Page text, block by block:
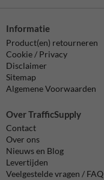
Informatie
Product(en) retourneren
Cookie / Privacy
Disclaimer
Sitemap
Algemene Voorwaarden
Over TrafficSupply
Contact
Over ons
Nieuws en Blog
Levertijden
Veelgestelde vragen / FAQ